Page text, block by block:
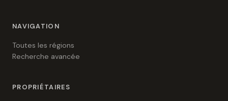
NAVIGATION
Toutes les régions
Recherche avancée
PROPRIÉTAIRES